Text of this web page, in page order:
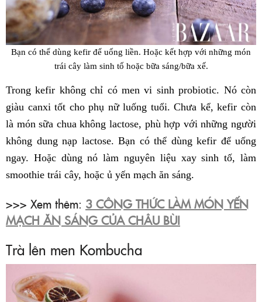
Bạn có thể dùng kefir để uống liền. Hoặc kết hợp với những món
trái cây làm sinh tố hoặc bữa sáng/bữa xế.
Trong kefir không chỉ có men vi sinh probiotic. Nó còn
giàu canxi tốt cho phụ nữ luống tuổi. Chưa kể, kefir còn
là món sữa chua không lactose, phù hợp với những người
không dung nạp lactose. Bạn có thể dùng kefir để uống
ngay. Hoặc dùng nó làm nguyên liệu xay sinh tố, làm
smoothie trái cây, hoặc ủ yến mạch ăn sáng.
>>> Xem thêm: 3 CÔNG THỨC LÀM MÓN YẾN
MẠCH ĂN SÁNG CỦA CHÂU BÙI
Trà lên men Kombucha